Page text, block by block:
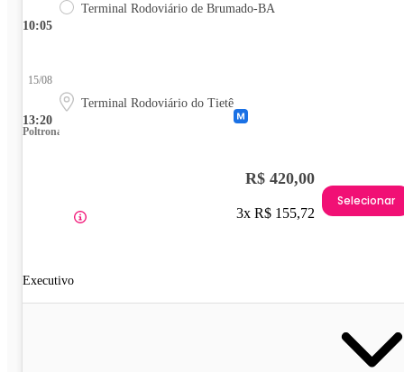
10:05
Terminal Rodoviário de Brumado-BA
13:20
15/08
Terminal Rodoviário do Tietê
Poltrona
Executivo
R$ 420,00
3x R$ 155,72
Selecionar